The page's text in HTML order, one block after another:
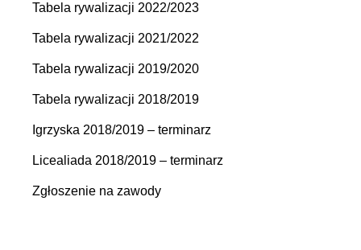
Tabela rywalizacji 2022/2023
Tabela rywalizacji 2021/2022
Tabela rywalizacji 2019/2020
Tabela rywalizacji 2018/2019
Igrzyska 2018/2019 – terminarz
Licealiada 2018/2019 – terminarz
Zgłoszenie na zawody